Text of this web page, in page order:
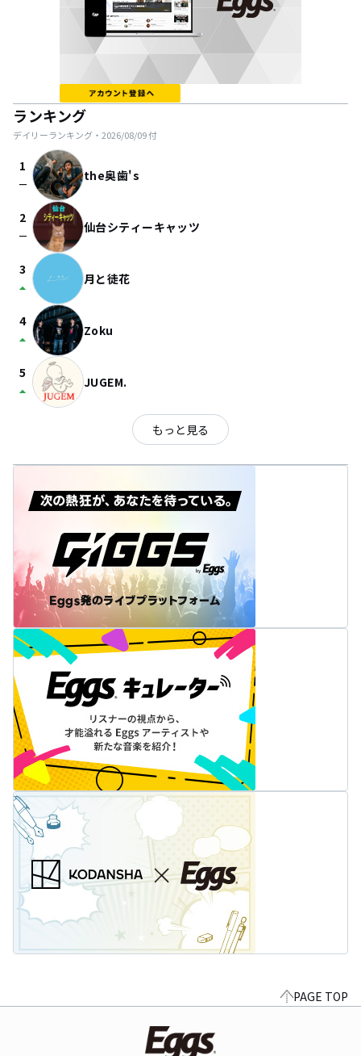
ランキング
デイリーランキング・ 2026/08/09付
1
check_indeterminate_small the奥歯's
2
check_indeterminate_small 仙台シティーキャッツ
3
arrow_drop_up 月と徒花
4
arrow_drop_up Zoku
5
arrow_drop_up JUGEM.
もっと見る
PAGE TOP